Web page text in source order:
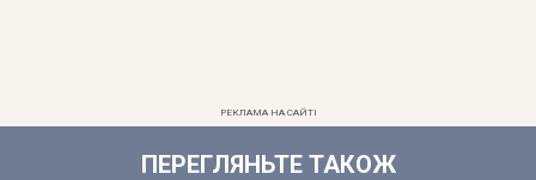
РЕКЛАМА НА САЙТІ
ПЕРЕГЛЯНЬТЕ ТАКОЖ